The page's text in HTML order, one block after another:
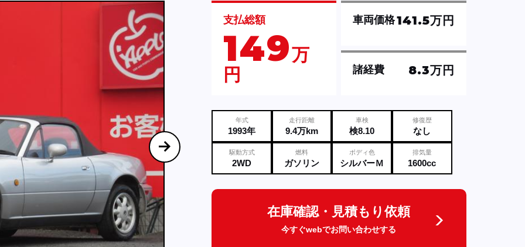
支払総額
149万
円
諸経費 8.3万円
車両価格141.5万円
年式
1993年
走行距離
9.4万km
車検
検8.10
修復歴
なし
駆動方式
2WD
燃料
ガソリン
ボディ色
シルバーＭ
排気量
1600cc
在庫確認・見積もり依頼
今すぐwebでお問い合わせする